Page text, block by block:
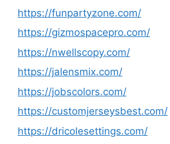
https://funpartyzone.com/
https://gizmospacepro.com/
https://nwellscopy.com/
https://jalensmix.com/
https://jobscolors.com/
https://customjerseysbest.com/
https://dricolesettings.com/